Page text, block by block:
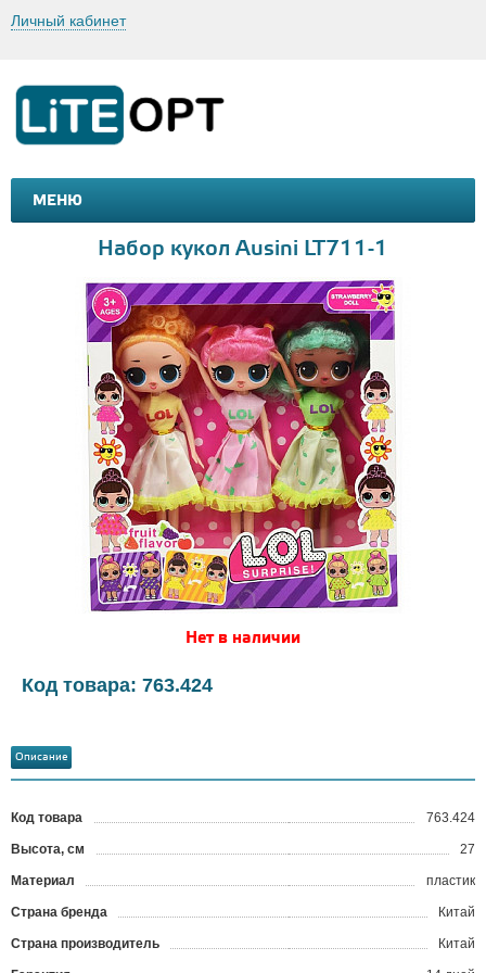
Личный кабинет
МЕНЮ
МАШИНКИ И МОТОЦИКЛЫ
Набор кукол Ausini LT711-1
Нет в наличии
Код товара: 763.424
Описание
Код товара 763.424
Высота, см 27
Материал пластик
Страна бренда Китай
Страна производитель Китай